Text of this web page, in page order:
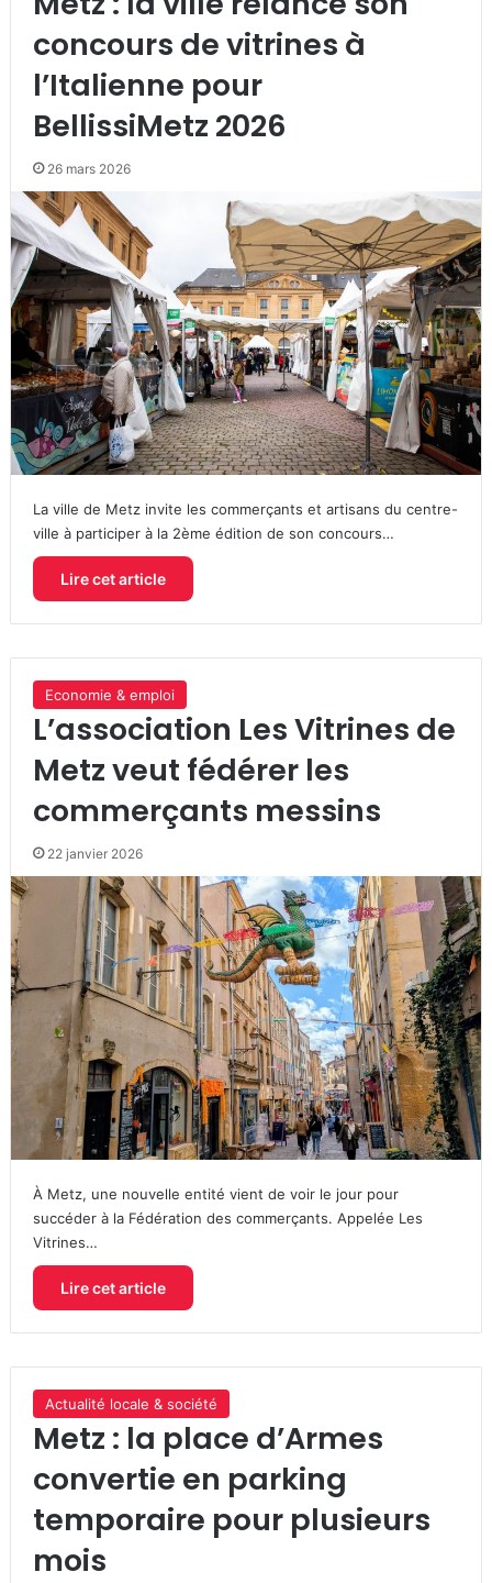
concours de vitrines à
l’Italienne pour
BellissiMetz 2026
26 mars 2026
La ville de Metz invite les commerçants et artisans du centre-
ville à participer à la 2ème édition de son concours…
Lire cet article
Economie & emploi
L’association Les Vitrines de
Metz veut fédérer les
commerçants messins
22 janvier 2026
À Metz, une nouvelle entité vient de voir le jour pour
succéder à la Fédération des commerçants. Appelée Les
Vitrines…
Lire cet article
Actualité locale & société
Metz : la place d’Armes
convertie en parking
temporaire pour plusieurs
mois